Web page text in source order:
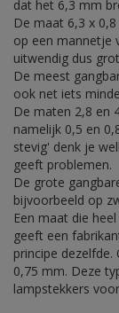
dat het 6,3 mm
De maat 6,3 x
op een mannetje
uitwendig dus
De meest
ook net iets
De maten 2,8 en
namelijk 0,5 en
stevig' denk je
geeft problemen.
De grote
bijvoorbeeld op
Een maat die
geeft een
principe
0,75 mm. Deze
lampstekkers